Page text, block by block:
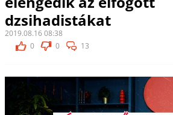
dzsihadistákat
2019.08.16 08:38
0
0 13